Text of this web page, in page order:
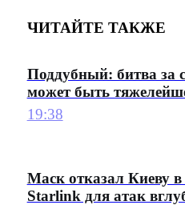
ЧИТАЙТЕ ТАКЖЕ
Поддубный: битва за
может быть
19:38
Маск отказал Киеву
Starlink для атак